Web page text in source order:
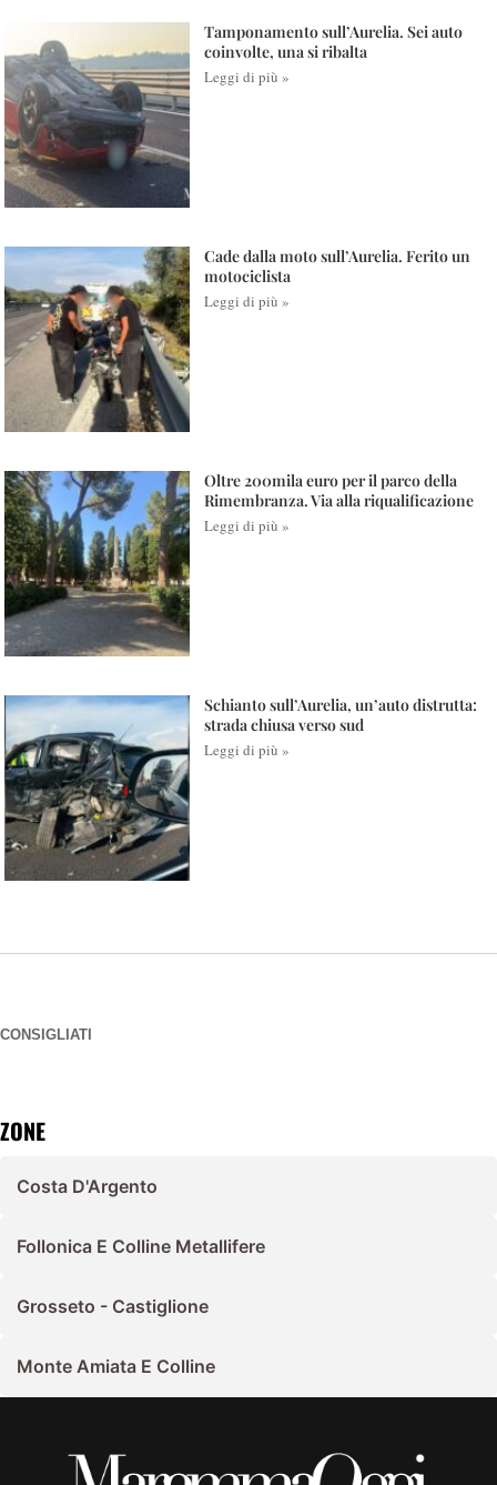
Tamponamento sull’Aurelia. Sei auto
coinvolte, una si ribalta
Leggi di più »
Cade dalla moto sull’Aurelia. Ferito un
motociclista
Leggi di più »
Oltre 200mila euro per il parco della
Rimembranza. Via alla riqualificazione
Leggi di più »
Schianto sull’Aurelia, un’auto distrutta:
strada chiusa verso sud
Leggi di più »
CONSIGLIATI
ZONE
Costa D'Argento
Follonica E Colline Metallifere
Grosseto - Castiglione
Monte Amiata E Colline